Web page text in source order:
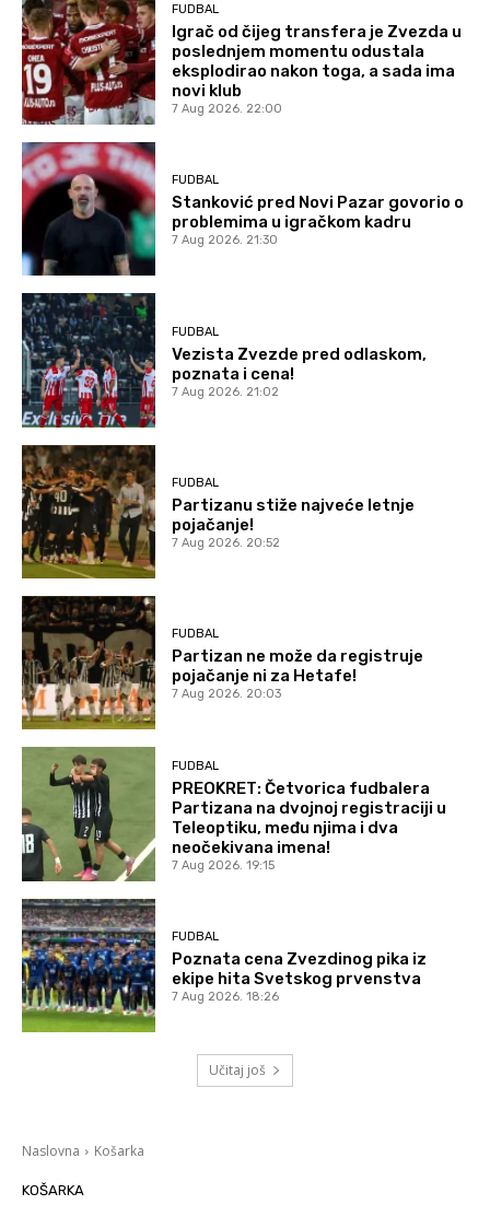
FUDBAL
Igrač od čijeg transfera je Zvezda u
poslednjem momentu odustala
eksplodirao nakon toga, a sada ima
novi klub
7 Aug 2026. 22:00
FUDBAL
Stanković pred Novi Pazar govorio o
problemima u igračkom kadru
7 Aug 2026. 21:30
FUDBAL
Vezista Zvezde pred odlaskom,
poznata i cena!
7 Aug 2026. 21:02
FUDBAL
Partizanu stiže najveće letnje
pojačanje!
7 Aug 2026. 20:52
FUDBAL
Partizan ne može da registruje
pojačanje ni za Hetafe!
7 Aug 2026. 20:03
FUDBAL
PREOKRET: Četvorica fudbalera
Partizana na dvojnoj registraciji u
Teleoptiku, među njima i dva
neočekivana imena!
7 Aug 2026. 19:15
FUDBAL
Poznata cena Zvezdinog pika iz
ekipe hita Svetskog prvenstva
7 Aug 2026. 18:26
Učitaj još